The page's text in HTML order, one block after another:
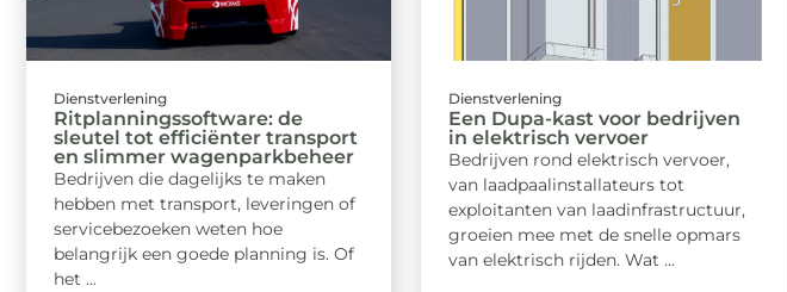
Dienstverlening
Ritplanningssoftware: de
sleutel tot efficiënter transport
en slimmer wagenparkbeheer
Bedrijven die dagelijks te maken
hebben met transport, leveringen of
servicebezoeken weten hoe
belangrijk een goede planning is. Of
het ...
Dienstverlening
Een Dupa-kast voor bedrijven
in elektrisch vervoer
Bedrijven rond elektrisch vervoer,
van laadpaalinstallateurs tot
exploitanten van laadinfrastructuur,
groeien mee met de snelle opmars
van elektrisch rijden. Wat ...